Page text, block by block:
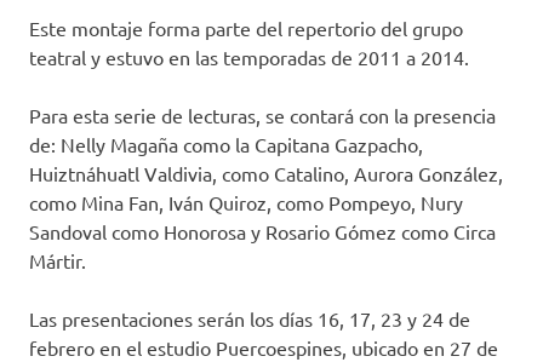
Este montaje forma parte del repertorio del grupo
teatral y estuvo en las temporadas de 2011 a 2014.
Para esta serie de lecturas, se contará con la presencia
de: Nelly Magaña como la Capitana Gazpacho,
Huiztnáhuatl Valdivia, como Catalino, Aurora González,
como Mina Fan, Iván Quiroz, como Pompeyo, Nury
Sandoval como Honorosa y Rosario Gómez como Circa
Mártir.
Las presentaciones serán los días 16, 17, 23 y 24 de
febrero en el estudio Puercoespines, ubicado en 27 de